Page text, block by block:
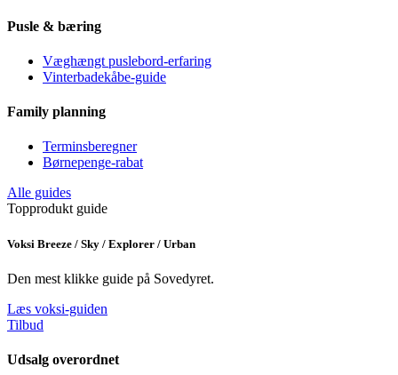
Pusle & bæring
Væghængt puslebord-erfaring
Vinterbadekåbe-guide
Family planning
Terminsberegner
Børnepenge-rabat
Alle guides
Topprodukt guide
Voksi Breeze / Sky / Explorer / Urban
Den mest klikke guide på Sovedyret.
Læs voksi-guiden
Tilbud
Udsalg overordnet